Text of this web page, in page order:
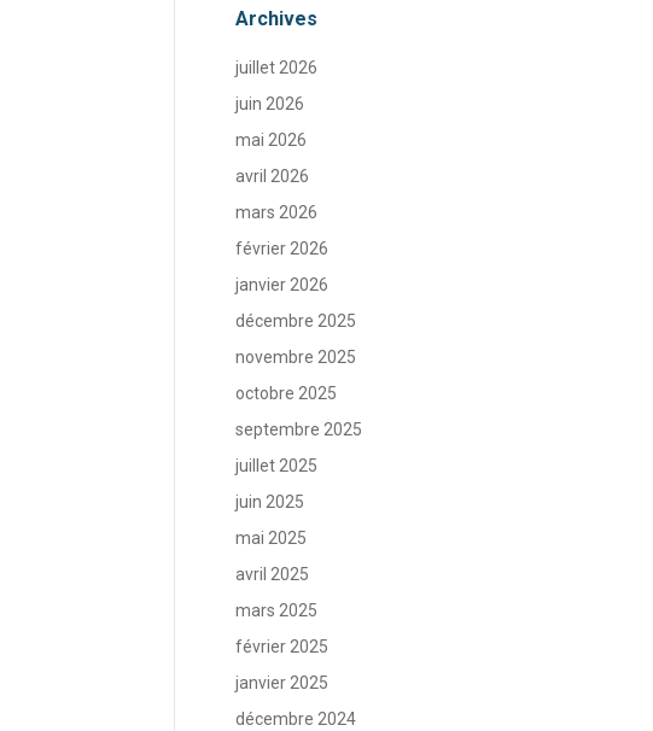
Archives
juillet 2026
juin 2026
mai 2026
avril 2026
mars 2026
février 2026
janvier 2026
décembre 2025
novembre 2025
octobre 2025
septembre 2025
juillet 2025
juin 2025
mai 2025
avril 2025
mars 2025
février 2025
janvier 2025
décembre 2024